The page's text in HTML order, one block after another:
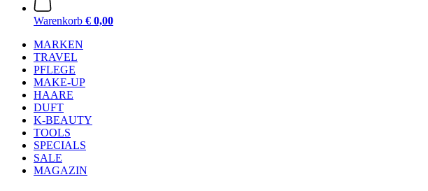
Warenkorb € 0,00
MARKEN
TRAVEL
PFLEGE
MAKE-UP
HAARE
DUFT
K-BEAUTY
TOOLS
SPECIALS
SALE
MAGAZIN